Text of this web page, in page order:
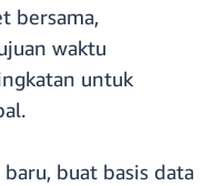
bersama,
waktu
untuk
buat basis data